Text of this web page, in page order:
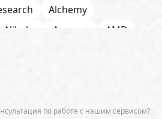
Alchemy
Alibaba Amazon
AMD
Core
Bitcoin Pizza Day
по работе с нашим сервисом?